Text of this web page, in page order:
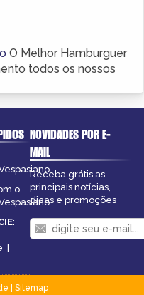
O Melhor Hamburguer
todos os nossos
o
:
|
NOVIDADES POR E-
MAIL
Receba grátis as
principais notícias,
dicas e promoções
Sitemap